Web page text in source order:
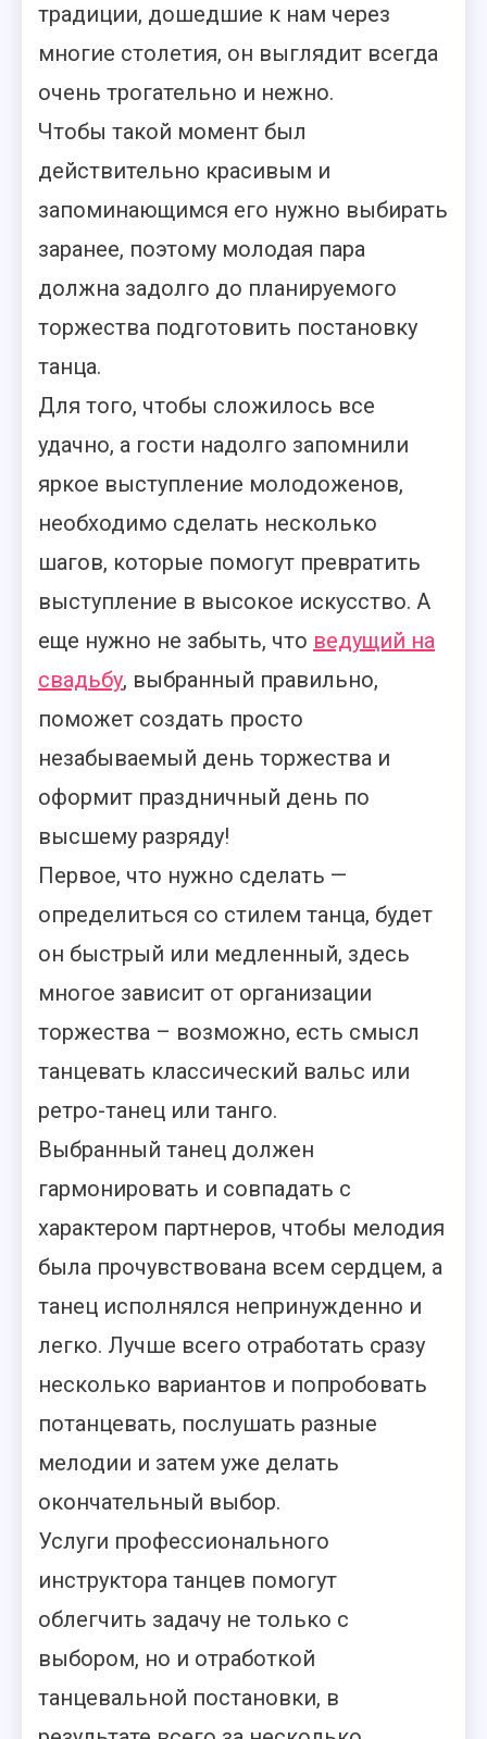
традиции, дошедшие к нам через
многие столетия, он выглядит всегда
очень трогательно и нежно.
Чтобы такой момент был
действительно красивым и
запоминающимся его нужно выбирать
заранее, поэтому молодая пара
должна задолго до планируемого
торжества подготовить постановку
танца.
Для того, чтобы сложилось все
удачно, а гости надолго запомнили
яркое выступление молодоженов,
необходимо сделать несколько
шагов, которые помогут превратить
выступление в высокое искусство. А
еще нужно не забыть, что ведущий на
свадьбу, выбранный правильно,
поможет создать просто
незабываемый день торжества и
оформит праздничный день по
высшему разряду!
Первое, что нужно сделать —
определиться со стилем танца, будет
он быстрый или медленный, здесь
многое зависит от организации
торжества – возможно, есть смысл
танцевать классический вальс или
ретро-танец или танго.
Выбранный танец должен
гармонировать и совпадать с
характером партнеров, чтобы мелодия
была прочувствована всем сердцем, а
танец исполнялся непринужденно и
легко. Лучше всего отработать сразу
несколько вариантов и попробовать
потанцевать, послушать разные
мелодии и затем уже делать
окончательный выбор.
Услуги профессионального
инструктора танцев помогут
облегчить задачу не только с
выбором, но и отработкой
танцевальной постановки, в